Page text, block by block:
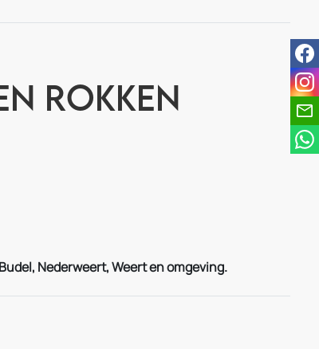
Rokken
Nederweert, Weert en omgeving.